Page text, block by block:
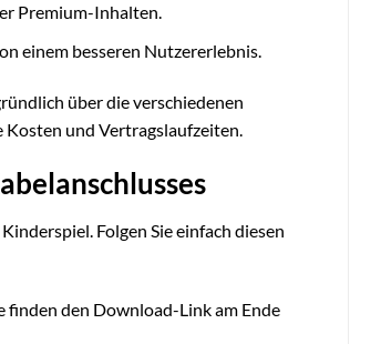
Premium-Inhalten.
einem besseren Nutzererlebnis.
über die verschiedenen
Kosten und Vertragslaufzeiten.
Folgen Sie einfach diesen
finden den Download-Link am Ende